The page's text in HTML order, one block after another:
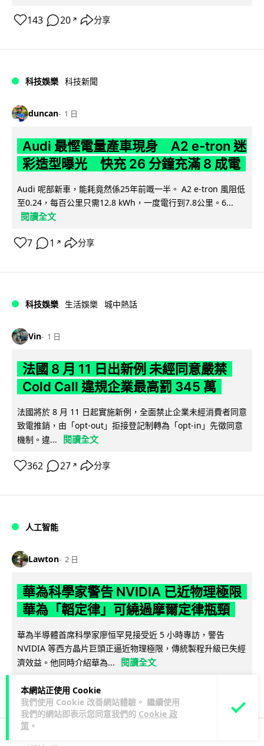
本網站正使用 Cookie
我們使用 Cookie 改善網站體驗。 繼續使用
我們的網站即表示您同意我們的 Cookie 政
策 。
143 20 ↗ 分享
科技娛樂 科技新聞
duncan 1 日
Audi 最慳電量產車現身 A2 e-tron 迷
彩造型曝光 快充 26 分鐘充滿 8 成電
Audi 呢部新車，能耗竟然係25年前嘅一半。 A2 e-tron 風阻低
至0.24，每百公里只需12.8 kWh，一度電行到7.8公里。6...
閱讀全文
7 1 ↗ 分享
科技娛樂 生活娛樂 城中熱話
Vin 1 日
法國 8 月 11 日出新例 未經同意嚴禁
Cold Call 違規企業最高罰 345 萬
法國將於 8 月 11 日起實施新例，全面禁止企業未經消費者同意
致電推銷，由「opt-out」拒接登記制轉為「opt-in」先徵同意
機制。違...
閱讀全文
362 27 ↗ 分享
人工智能
Lawton 2 日
華為科學家警告 NVIDIA 已近物理極限
華為「韜定律」可繞過摩爾定律瓶頸
華為半導體首席科學家廖恒罕見接受近 5 小時專訪，警告
NVIDIA 等西方晶片巨頭正逼近物理極限，傳統製程升級已失經
濟效益。他同時介紹華為...
閱讀全文
1,591 602↗